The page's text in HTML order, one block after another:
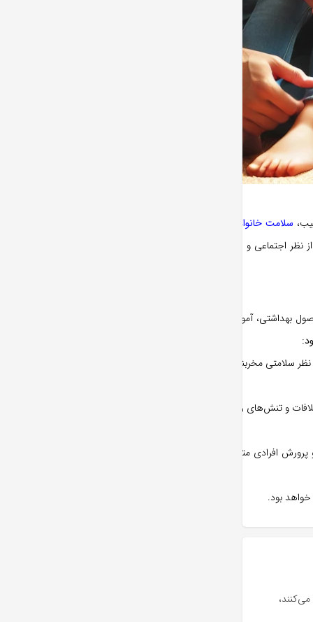
سلامت خانواده
نظر اجتماعی و اقتصادی دچار مشکلات کمتری
بهداشتی، آموزش‌های مناسب و فعالیت‌های
مخربند، بلکه می‌توانند بار اقتصادی و
و تنش‌های روانی و اجتماعی گردد. برعکس،
افرادی متعهد و با ارزش منجر شده و در
بود.